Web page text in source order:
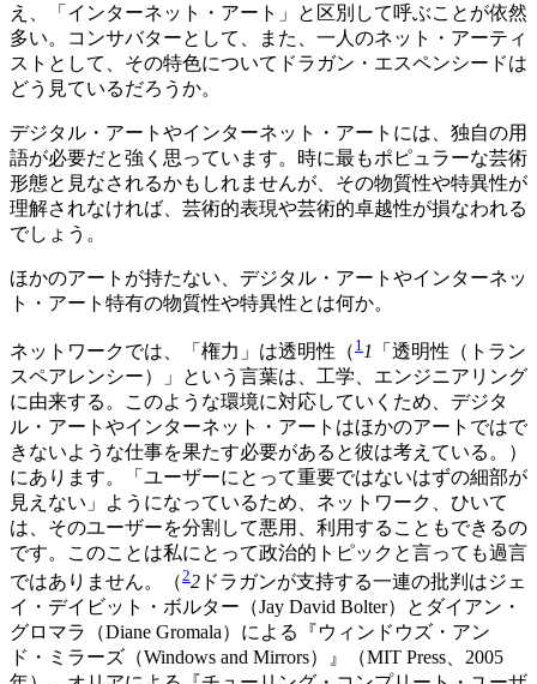
え、「インターネット・アート」と区別して呼ぶことが依然
多い。コンサバターとして、また、一人のネット・アーティ
ストとして、その特色についてドラガン・エスペンシードは
どう見ているだろうか。
デジタル・アートやインターネット・アートには、独自の用
語が必要だと強く思っています。時に最もポピュラーな芸術
形態と見なされるかもしれませんが、その物質性や特異性が
理解されなければ、芸術的表現や芸術的卓越性が損なわれる
でしょう。
ほかのアートが持たない、デジタル・アートやインターネッ
ト・アート特有の物質性や特異性とは何か。
ネットワークでは、「権力」は透明性（ 1 1
「透明性（トラン
スペアレンシー）」という言葉は、工学、エンジニアリング
に由来する。このような環境に対応していくため、デジタ
ル・アートやインターネット・アートはほかのアートではで
きないような仕事を果たす必要があると彼は考えている。
）
にあります。「ユーザーにとって重要ではないはずの細部が
見えない」ようになっているため、ネットワーク、ひいて
は、そのユーザーを分割して悪用、利用することもできるの
です。このことは私にとって政治的トピックと言っても過言
ではありません。（22 ドラガンが支持する一連の批判はジェ
イ・デイビット・ボルター（Jay David Bolter）とダイアン・
グロマラ（Diane Gromala）による『ウィンドウズ・アン
ド・ミラーズ（Windows and Mirrors）』（MIT Press、2005